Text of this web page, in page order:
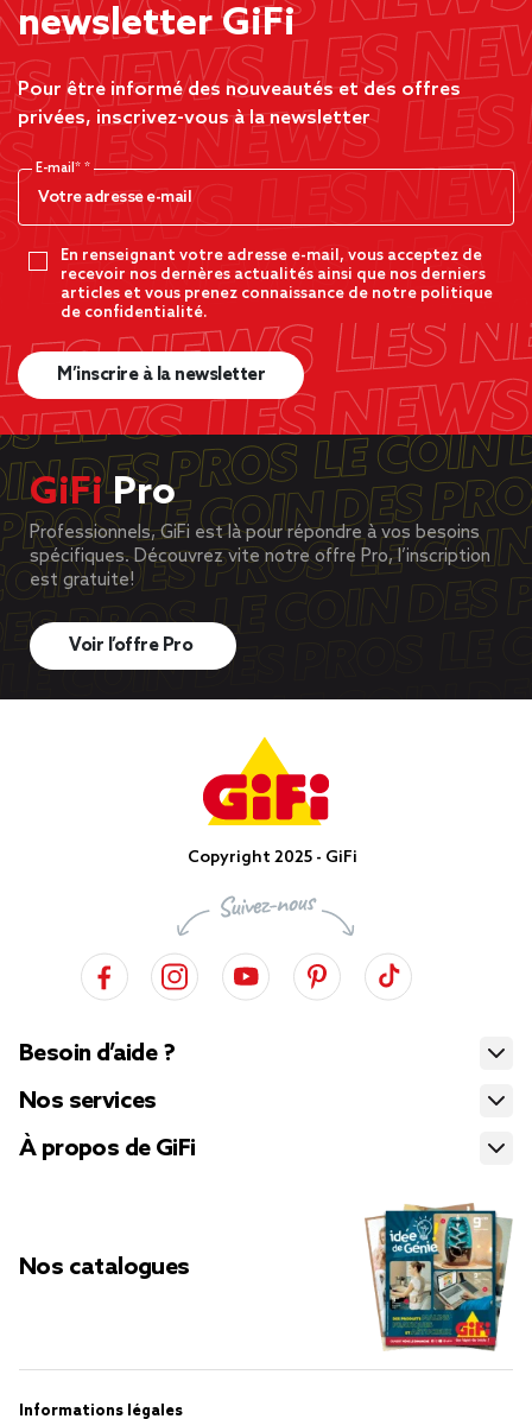
newsletter GiFi
Pour être informé des nouveautés et des offres
privées, inscrivez-vous à la newsletter
E-mail*
En renseignant votre adresse e-mail, vous acceptez de
recevoir nos dernères actualités ainsi que nos derniers
articles et vous prenez connaissance de notre politique
de confidentialité.
M’inscrire à la newsletter
GiFiPro
Professionnels, GiFi est là pour répondre à vos besoins
spécifiques. Découvrez vite notre offre Pro, l’inscription
est gratuite!
Voir l’offre Pro
Copyright 2025 - GiFi
Besoin d’aide ?
Nos services
À propos de GiFi
Nos catalogues
Informations légales